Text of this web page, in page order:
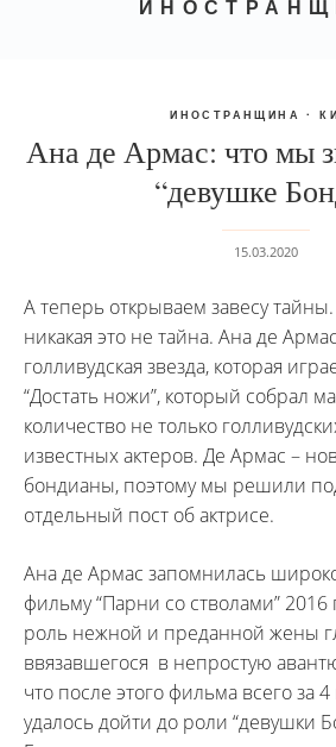
ИНОСТРАНЩИНА ·
Ана де Армас: что мы
“девушке
15.03.2020
А теперь открываем завесу
никакая это не тайна. Ана де
голливудская звезда, которая
“Достать ножи”, который собрал
количество не только
известных актеров. Де Армас –
бондианы, поэтому мы решили
отдельный пост об актрисе.
Ана де Армас запомнилась
фильму “Парни со стволами” 2016
роль нежной и преданной жены
ввязавшегося в непростую
что после этого фильма всего за 4
удалось дойти до роли “девушки